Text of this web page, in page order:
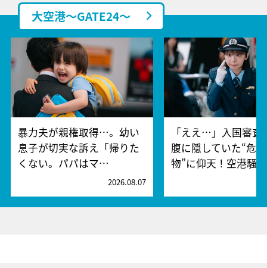
大空港～GATE24～
暴力夫が親権取得…。幼い
息子が切実な訴え「帰りた
くない。パパはマ…
2026.08.07
「ええ…」入国審査
腹に隠していた“危
物”に仰天！空港騒